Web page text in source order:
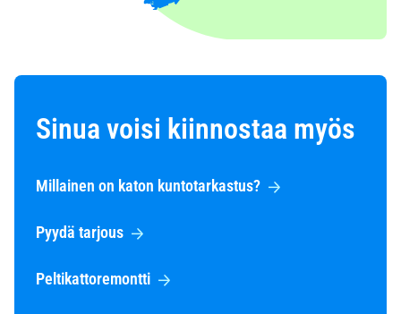
Sinua voisi kiinnostaa myös
Millainen on katon kuntotarkastus?
Pyydä tarjous
Peltikattoremontti